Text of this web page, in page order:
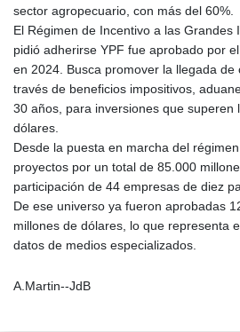
sector agropecuario, con más del 60%.
El Régimen de Incentivo a las Grandes
pidió adherirse YPF fue aprobado por
en 2024. Busca promover la llegada de
través de beneficios impositivos,
30 años, para inversiones que superen
dólares.
Desde la puesta en marcha del
proyectos por un total de 85.000
participación de 44 empresas de diez
De ese universo ya fueron aprobadas
millones de dólares, lo que representa
datos de medios especializados.
A.Martin--JdB